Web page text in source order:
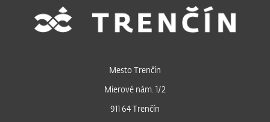
Mesto Trenčín
Mierové nám. 1/2
911 64 Trenčín